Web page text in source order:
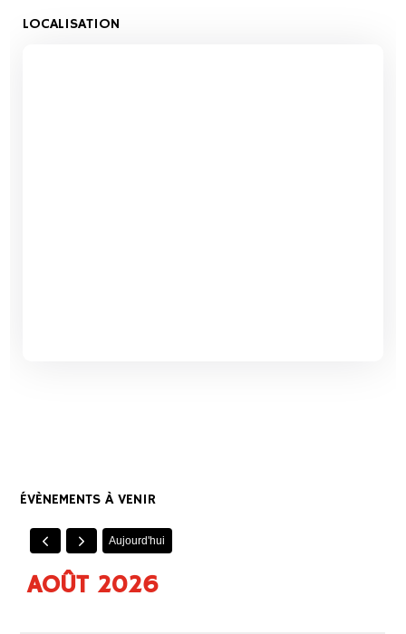
LOCALISATION
ÉVÈNEMENTS À VENIR
Aujourd'hui
AOÛT 2026